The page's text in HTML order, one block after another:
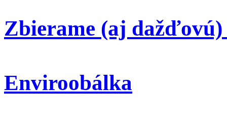
Zbierame (aj
Enviroobálka